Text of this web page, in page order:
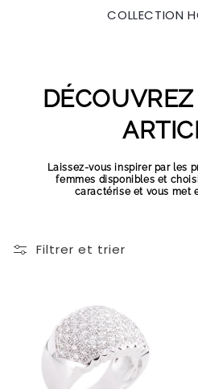
COLLECTION
Laissez-vous inspirer par les
femmes disponibles et
caractérise et vous met
Filtrer et trier